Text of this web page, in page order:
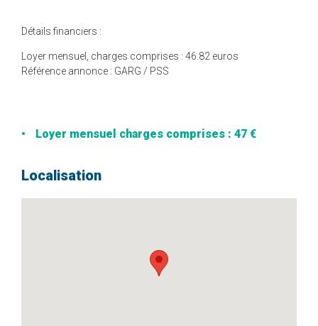
Détails financiers :
Loyer mensuel, charges comprises : 46.82 euros
Référence annonce : GARG / PSS
Loyer mensuel charges comprises : 47 €
Localisation